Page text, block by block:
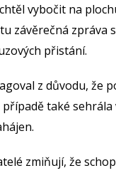
vybočit na
závěrečná
přistání.
z důvodu, že
také
zmiňují, že